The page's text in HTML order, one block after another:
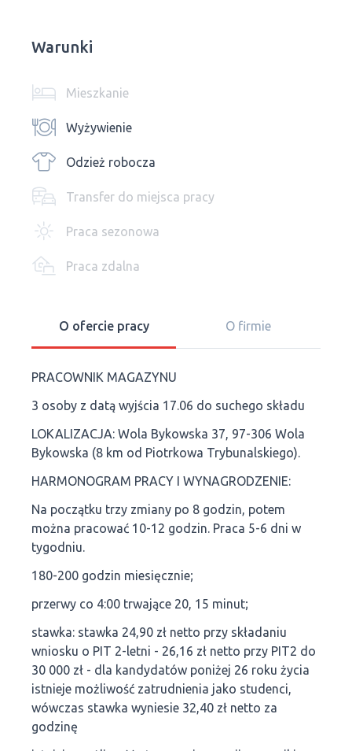
Warunki
Mieszkanie
Wyżywienie
Odzież robocza
Transfer do miejsca pracy
Praca sezonowa
Praca zdalna
O ofercie pracy O firmie
PRACOWNIK MAGAZYNU
3 osoby z datą wyjścia 17.06 do suchego składu
LOKALIZACJA: Wola Bykowska 37, 97-306 Wola
Bykowska (8 km od Piotrkowa Trybunalskiego).
HARMONOGRAM PRACY I WYNAGRODZENIE:
Na początku trzy zmiany po 8 godzin, potem
można pracować 10-12 godzin. Praca 5-6 dni w
tygodniu.
180-200 godzin miesięcznie;
przerwy co 4:00 trwające 20, 15 minut;
stawka: stawka 24,90 zł netto przy składaniu
wniosku o PIT 2-letni - 26,16 zł netto przy PIT2 do
30 000 zł - dla kandydatów poniżej 26 roku życia
istnieje możliwość zatrudnienia jako studenci,
wówczas stawka wyniesie 32,40 zł netto za
godzinę